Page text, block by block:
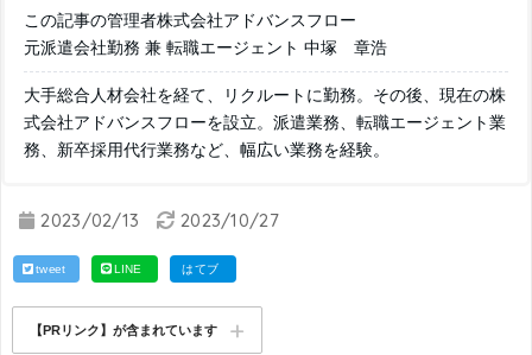
この記事の管理者株式会社アドバンスフロー
元派遣会社勤務 兼 転職エージェント 中塚 章浩
大手総合人材会社を経て、リクルートに勤務。その後、現在の株
式会社アドバンスフローを設立。派遣業務、転職エージェント業
務、新卒採用代行業務など、幅広い業務を経験。
2023/02/13 2023/10/27
tweet LINE はてブ
【PRリンク】が含まれています